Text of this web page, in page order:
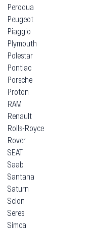
Perodua
Peugeot
Piaggio
Plymouth
Polestar
Pontiac
Porsche
Proton
RAM
Renault
Rolls-Royce
Rover
SEAT
Saab
Santana
Saturn
Scion
Seres
Simca